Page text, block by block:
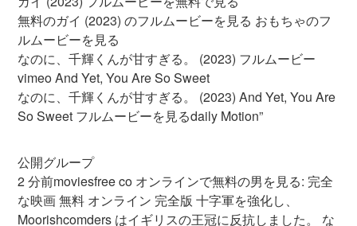
無料のガイ (2023) のフルムービーを見る おもちゃのフ
ルムービーを見る
なのに、千輝くんが甘すぎる。 (2023) フルムービー
vimeo And Yet, You Are So Sweet
なのに、千輝くんが甘すぎる。 (2023) And Yet, You Are
So Sweet フルムービーを見るdaily Motion”
公開グループ
2 分前moviesfree co オンラインで無料の男を見る: 完全
な映画 無料 オンライン 完全版 十字軍を強化し、
Moorishcomders はイギリスの王冠に反抗しました。 な